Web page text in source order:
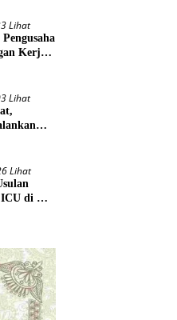
Lihat
Kerja
Lihat
Lihat
di RS